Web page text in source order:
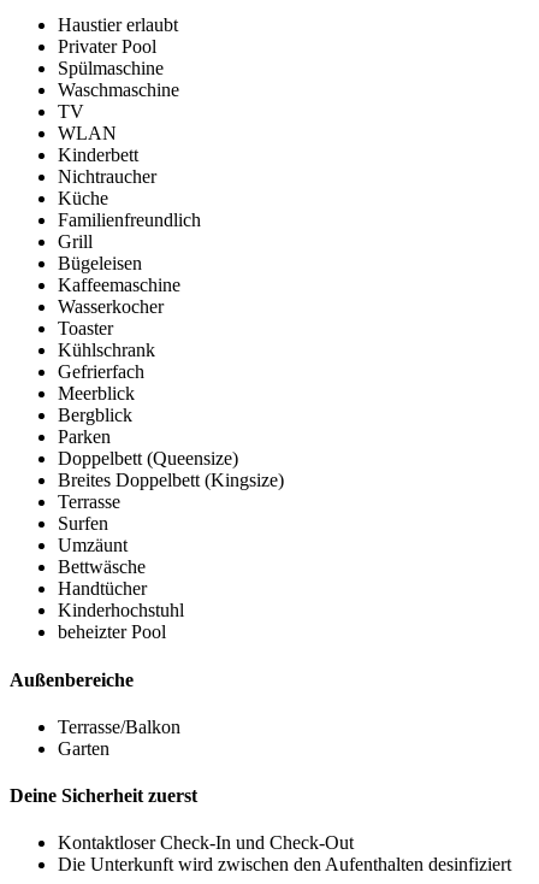
Haustier erlaubt
Privater Pool
Spülmaschine
Waschmaschine
TV
WLAN
Kinderbett
Nichtraucher
Küche
Familienfreundlich
Grill
Bügeleisen
Kaffeemaschine
Wasserkocher
Toaster
Kühlschrank
Gefrierfach
Meerblick
Bergblick
Parken
Doppelbett (Queensize)
Breites Doppelbett (Kingsize)
Terrasse
Surfen
Umzäunt
Bettwäsche
Handtücher
Kinderhochstuhl
beheizter Pool
Außenbereiche
Terrasse/Balkon
Garten
Deine Sicherheit zuerst
Kontaktloser Check-In und Check-Out
Die Unterkunft wird zwischen den Aufenthalten desinfiziert